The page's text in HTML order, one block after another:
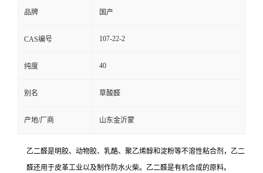
品牌 国产
CAS编号 107-22-2
纯度 40
别名 草酸醛
产地/厂商 山东金沂蒙
乙二醛是明胶、动物胶、乳酪、聚乙烯醇和淀粉等不溶性粘合剂，乙二
醛还用于皮革工业以及制作防水火柴。乙二醛是有机合成的原料。